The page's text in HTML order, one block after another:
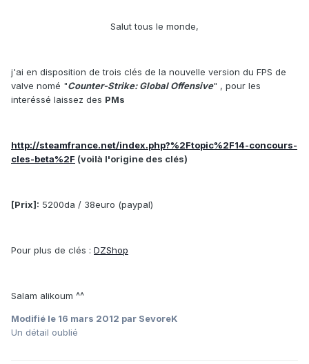
Salut tous le monde,
j'ai en disposition de trois clés de la nouvelle version du FPS de
valve nomé "Counter-Strike: Global Offensive" , pour les
interéssé laissez des PMs
http://steamfrance.net/index.php?%2Ftopic%2F14-concours-
cles-beta%2F (voilà l'origine des clés)
[Prix]: 5200da / 38euro (paypal)
Pour plus de clés : DZShop
Salam alikoum ^^
Modifié le 16 mars 2012 par SevoreK
Un détail oublié